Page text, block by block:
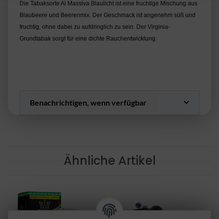
Die Tabaksorte Al Massiva Blaulicht ist eine fruchtige Mischung aus
Blaubeere und Beerenmix. Der Geschmack ist angenehm süß und
fruchtig, ohne dabei zu aufdringlich zu sein. Der Virginia-
Grundtabak sorgt für eine dichte Rauchentwicklung.
Benachrichtigen, wenn verfügbar
Ähnliche Artikel